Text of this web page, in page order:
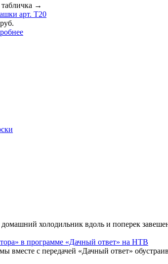
→
арт. T20
холодильник вдоль и поперек
в программе «Дачный ответ» на НТВ
вместе с передачей «Дачный ответ»